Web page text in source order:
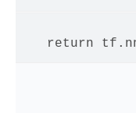
return